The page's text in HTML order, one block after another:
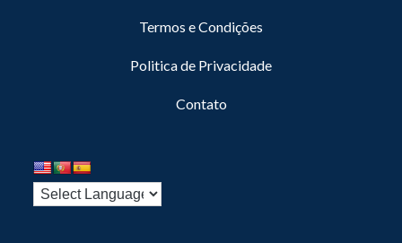
Termos e Condições
Politica de Privacidade
Contato